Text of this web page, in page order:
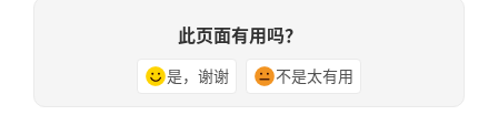
此页面有用吗？
是，谢谢 不是太有用